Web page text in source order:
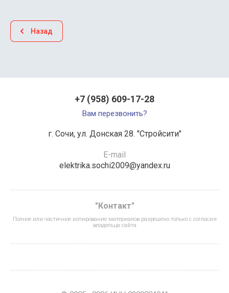
Назад
+7 (958) 609-17-28
Вам перезвонить?
г. Сочи, ул. Донская 28. "Стройсити"
E-mail
elektrika.sochi2009@yandex.ru
"Контакт"
Полное или частичное копирование материалов разрешено только с согласия
владельца сайта